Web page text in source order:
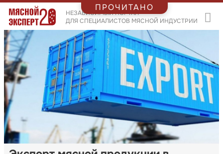
НЕЗАВИСИМЫЙ ПОРТАЛ
ДЛЯ СПЕЦИАЛИСТОВ МЯСНОЙ ИНДУСТРИИ
ПРОЧИТАНО